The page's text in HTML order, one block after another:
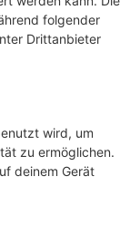
folgender
Drittanbieter
wird, um
zu ermöglichen.
deinem Gerät